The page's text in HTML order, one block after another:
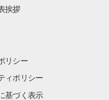
挨拶
リシー
ィポリシー
基づく表示